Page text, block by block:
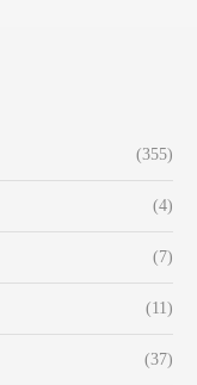
(355)
(4)
(7)
(11)
(37)